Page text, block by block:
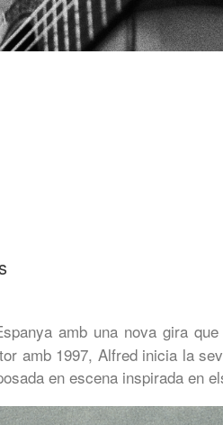
amb una nova gira
amb 1997, Alfred inicia la
en escena inspirada en